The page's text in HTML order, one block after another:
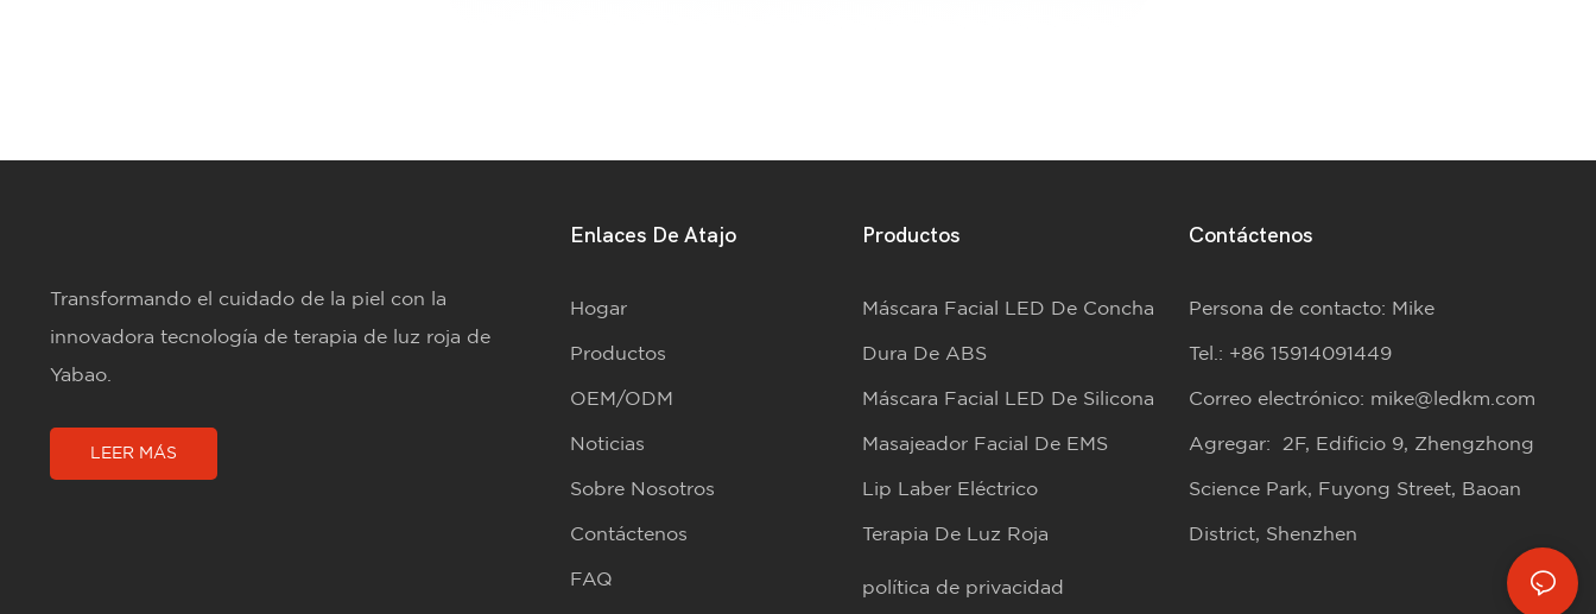
Transformando el cuidado de la piel con la
innovadora tecnología de terapia de luz roja de
Yabao.
LEER MÁS
Enlaces De Atajo
Hogar
Productos
OEM/ODM
Noticias
Sobre Nosotros
Contáctenos
FAQ
Productos
Máscara Facial LED De Concha
Dura De ABS
Máscara Facial LED De Silicona
Masajeador Facial De EMS
Lip Laber Eléctrico
Terapia De Luz Roja
política de privacidad
Contáctenos
Persona de contacto: Mike
Tel.: +86 15914091449
Correo electrónico: mike@ledkm.com
Agregar: 2F, Edificio 9, Zhengzhong
Science Park, Fuyong Street, Baoan
District, Shenzhen